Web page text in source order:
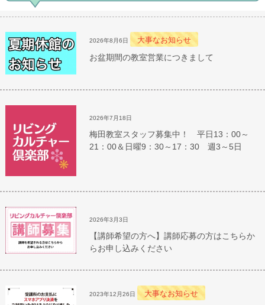
2026年8月6日 大事なお知らせ
お盆期間の教室営業につきまして
2026年7月18日
梅田教室スタッフ募集中！ 平日13：00～
21：00＆日曜9：30～17：30 週3～5日
2026年3月3日
【講師希望の方へ】講師応募の方はこちらか
らお申し込みください
2023年12月26日 大事なお知らせ